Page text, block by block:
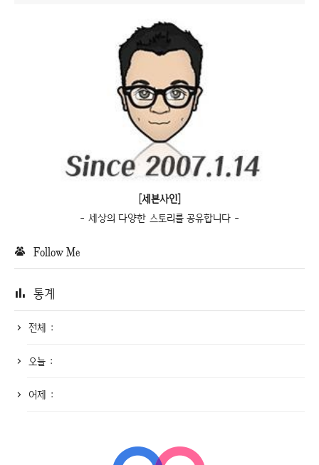
[세븐사인]
- 세상의 다양한 스토리를 공유합니다 -
Follow Me
통계
전체 :
오늘 :
어제 :